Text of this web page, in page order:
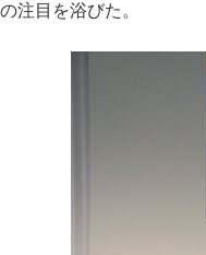
の注目を浴びた。